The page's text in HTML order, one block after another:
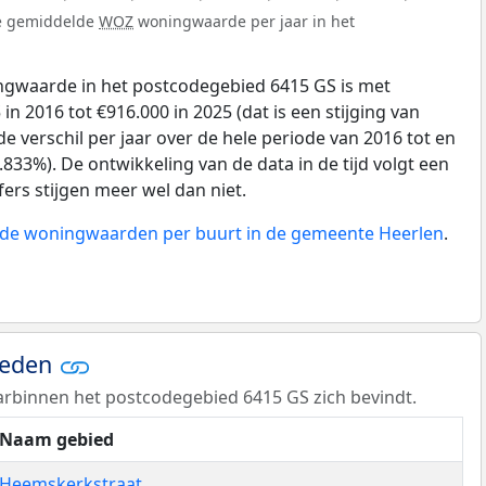
gemiddelde WOZ woningwaarde per jaar in het
in het postcodegebied 6415 GS is met
2016 tot €916.000 in 2025 (dat is een stijging van
verschil per jaar over de hele periode van 2016 tot en
De ontwikkeling van de data in de tijd volgt een
stijgen meer wel dan niet.
woningwaarden per buurt in de gemeente Heerlen.
het postcodegebied 6415 GS zich bevindt.
Naam gebied